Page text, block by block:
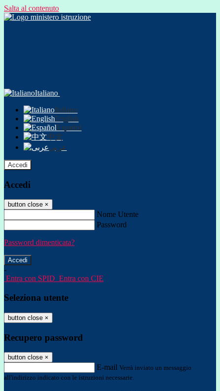
Salta al contenuto
Italiano
Italiano
English
Español
中文
عربى
Accedi
Accedi
button close ×
Nome Utente
Password
Password dimenticata?
-
Entra con SPID Entra con CIE
Seleziona utente
button close ×
Recupero password
button close ×
E-mail Verrà inviato un messaggio
all'indirizzo indicato con le istruzioni necessarie.